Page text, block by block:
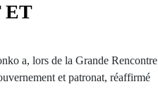
ET
a, lors de la Grande Rencontre
et patronat, réaffirmé